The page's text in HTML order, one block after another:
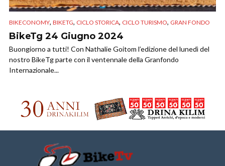
BIKECONOMY, BIKETG, CICLO STORICA, CICLO TURISMO, GRAN FONDO
BikeTg 24 Giugno 2024
Buongiorno a tutti! Con Nathalie Goitom l’edizione del lunedì del
nostro BikeTg parte con il ventennale della Granfondo
Internazionale...